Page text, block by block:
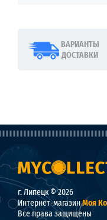
ВАРИАНТЫ
ДОСТАВКИ
г. Липецк © 2026
Интернет-магазинМоя
Все права защищены